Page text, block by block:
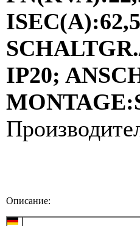
IP20;
Описание: